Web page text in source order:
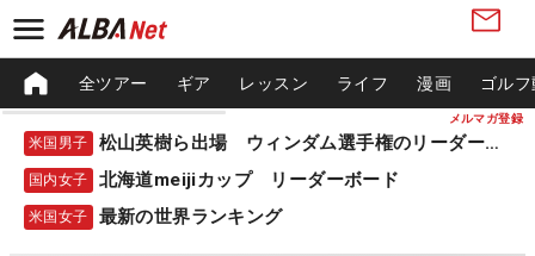
メルマガ登録
全ツアー ギア レッスン ライフ 漫画 ゴル
米国男子 松山英樹ら出場 ウィンダム選手権のリーダーボード
国内女子 北海道meijiカップ リーダーボード
米国女子 最新の世界ランキング